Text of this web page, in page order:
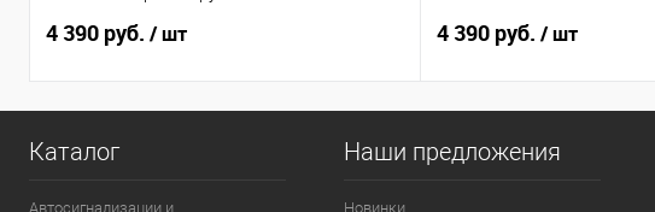
4 390 руб. / шт 4 390 руб. / шт
Каталог
Автосигнализации и
Наши предложения
Новинки